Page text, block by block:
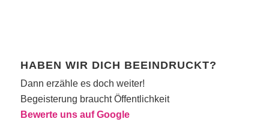
HABEN WIR DICH BEEINDRUCKT?
Dann erzähle es doch weiter!
Begeisterung braucht Öffentlichkeit
Bewerte uns auf Google